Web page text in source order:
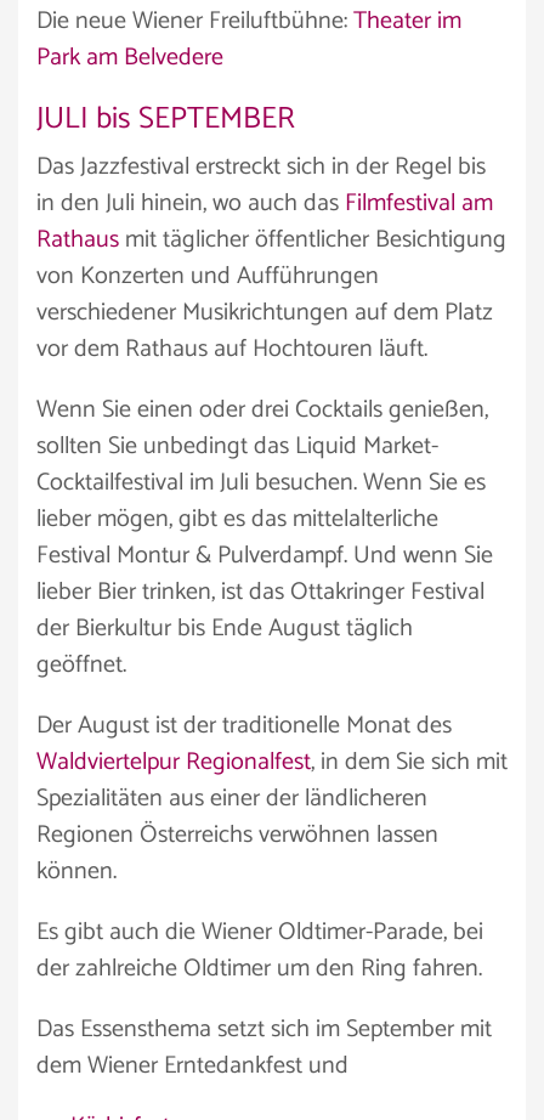
Die neue Wiener Freiluftbühne:Theater im
Park am Belvedere
JULI bis SEPTEMBER
Das Jazzfestival erstreckt sich in der Regel bis
in den Juli hinein, wo auch dasFilmfestival am
Rathausmit täglicher öffentlicher Besichtigung
von Konzerten und Aufführungen
verschiedener Musikrichtungen auf dem Platz
vor dem Rathaus auf Hochtouren läuft.
Wenn Sie einen oder drei Cocktails genießen,
sollten Sie unbedingt das Liquid Market-
Cocktailfestival im Juli besuchen. Wenn Sie es
lieber mögen, gibt es das mittelalterliche
Festival Montur & Pulverdampf. Und wenn Sie
lieber Bier trinken, ist das Ottakringer Festival
der Bierkultur bis Ende August täglich
geöffnet.
Der August ist der traditionelle Monat des
Waldviertelpur Regionalfest, in dem Sie sich mit
Spezialitäten aus einer der ländlicheren
Regionen Österreichs verwöhnen lassen
können.
Es gibt auch die Wiener Oldtimer-Parade, bei
der zahlreiche Oldtimer um den Ring fahren.
Das Essensthema setzt sich im September mit
dem Wiener Erntedankfest und